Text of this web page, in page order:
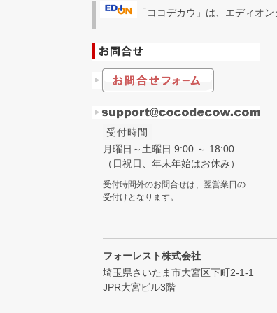
「ココデカウ」は、エディオ
受付時間
月曜日～土曜日 9:00 ～ 18:00
（日祝日、年末年始はお休み）
受付時間外のお問合せは、翌営業日の
受付けとなります。
フォーレスト株式会社
埼玉県さいたま市大宮区下町2-1-1
JPR大宮ビル3階